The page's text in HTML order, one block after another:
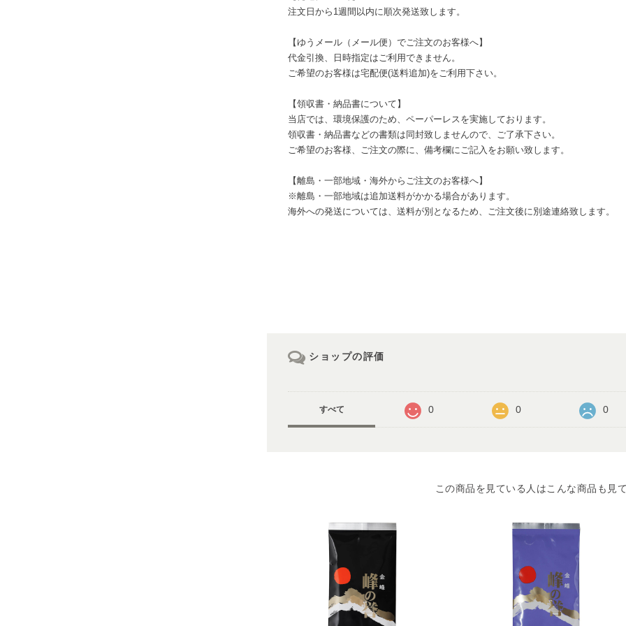
注文日から1週間以内に順次発送致します。
【ゆうメール（メール便）でご注文のお客様へ】
代金引換、日時指定はご利用できません。
ご希望のお客様は宅配便(送料追加)をご利用下さい。
【領収書・納品書について】
当店では、環境保護のため、ペーパーレスを実施しております。
領収書・納品書などの書類は同封致しませんので、ご了承下さい。
ご希望のお客様、ご注文の際に、備考欄にご記入をお願い致します。
【離島・一部地域・海外からご注文のお客様へ】
※離島・一部地域は追加送料がかかる場合があります。
海外への発送については、送料が別となるため、ご注文後に別途連絡致します。
ショップの評価
すべて 0 0 0
この商品を見ている人はこんな商品も見